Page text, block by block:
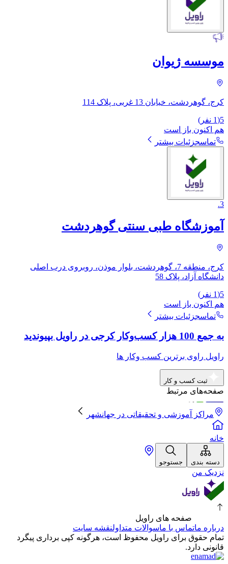
موسسه ژیوان
کرج، گوهردشت، خیابان 13 غربی، پلاک 114
5
(
1 نفر)
هم اکنون باز است
تماسجزئیات بیشتر
3
.
آموزشگاه طبی سنتی گوهردشت
کرج، منطقه 7، گوهردشت، بلوار موذن، روبروی درب اصلی
دانشگاه آزاد، پلاک 58
5
(
1 نفر)
هم اکنون باز است
تماسجزئیات بیشتر
به جمع 100 هزار کسب‌وکار کرجی در راویل بپیوندید
راویل راوی برترین کسب وکار ها
ثبت کسب و کار
صفحه‌های مرتبط
مراکز آموزشی و تحقیقاتی در جهانشهر
خانه
دسته بندی جستوجو
نزدیک من
صفحه های راویل
درباره ماتماس با ماسوالات متداولنقشه سایت
تمام حقوق برای راویل محفوظ است، هرگونه کپی برداری پیگرد
قانونی دارد.